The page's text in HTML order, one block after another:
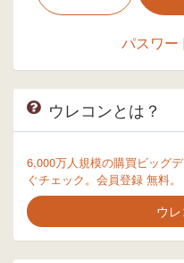
パスワー
ウレコンとは？
6,000万人規模の購買ビッグ
ぐチェック。会員登録 無料。
ウ